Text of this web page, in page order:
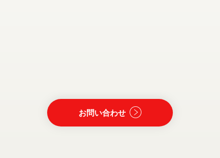
お問い合わせ